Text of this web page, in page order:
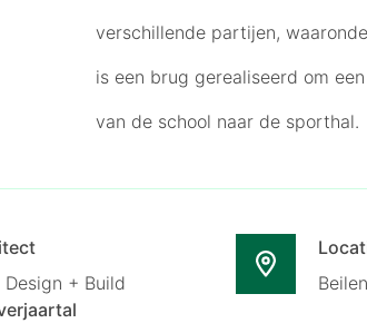
verschillende partijen,
is een brug gerealiseerd om
van de school naar de sporthal.
Design + Build
Beilen